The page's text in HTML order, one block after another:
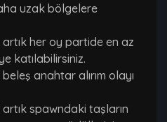
uzak bölgelere
her oy partide en az
katılabilirsiniz.
anahtar alırım olayı
spawndaki taşların